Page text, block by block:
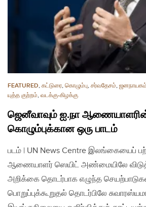
FEATURED, கட்டுரை, கொழும்பு, சர்வதேசம், ஜனநாயகம்
யுத்த குற்றம், வடக்கு-கிழக்கு
ஜெனீவாவும் ஐ.நா
கொழும்புக்கான ஒரு பாடம்
படம் | UN News Centre இலங்கையைப்
ஆணையாளர் ஸெயிட் அண்மையிலே
அறிக்கை தொடர்பாக எழுந்த
பொறுப்புக்கூறுதல் தொடர்பிலே